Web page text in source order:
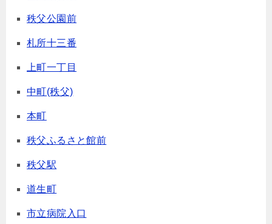
秩父公園前
札所十三番
上町一丁目
中町(秩父)
本町
秩父ふるさと館前
秩父駅
道生町
市立病院入口